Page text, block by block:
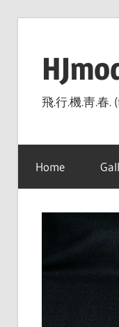
content
飛.行.機.靑.春.
Home